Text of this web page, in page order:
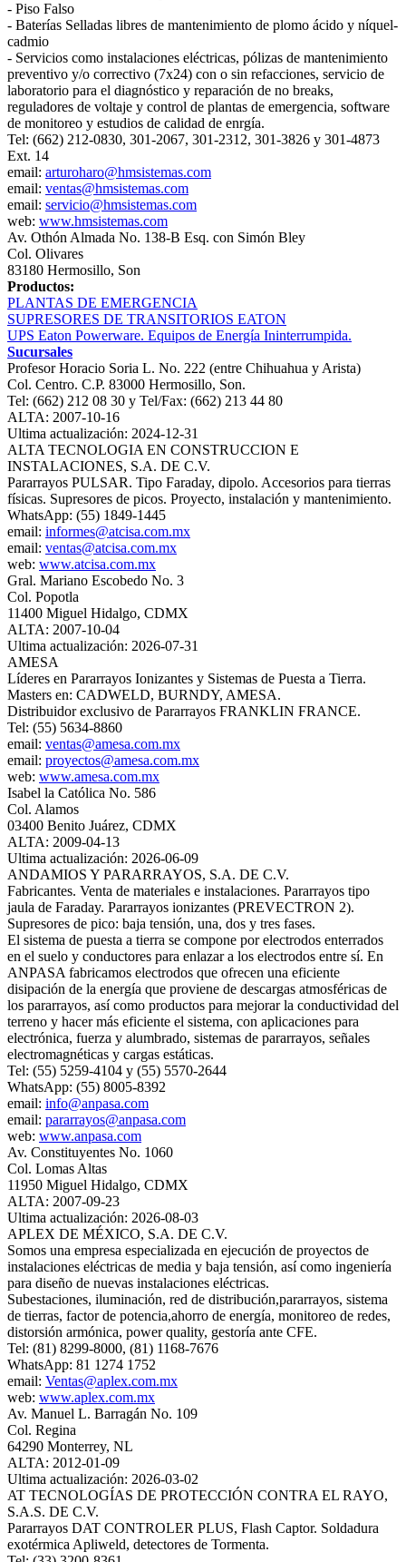
- Piso Falso
- Baterías Selladas libres de mantenimiento de plomo ácido y níquel-
cadmio
- Servicios como instalaciones eléctricas, pólizas de mantenimiento
preventivo y/o correctivo (7x24) con o sin refacciones, servicio de
laboratorio para el diagnóstico y reparación de no breaks,
reguladores de voltaje y control de plantas de emergencia, software
de monitoreo y estudios de calidad de enrgía.
Tel: (662) 212-0830, 301-2067, 301-2312, 301-3826 y 301-4873
Ext. 14
email: arturoharo@hmsistemas.com
email: ventas@hmsistemas.com
email: servicio@hmsistemas.com
web: www.hmsistemas.com
Av. Othón Almada No. 138-B Esq. con Simón Bley
Col. Olivares
83180 Hermosillo, Son
Productos:
PLANTAS DE EMERGENCIA
SUPRESORES DE TRANSITORIOS EATON
UPS Eaton Powerware. Equipos de Energía Ininterrumpida.
Sucursales
Profesor Horacio Soria L. No. 222 (entre Chihuahua y Arista)
Col. Centro. C.P. 83000 Hermosillo, Son.
Tel: (662) 212 08 30 y Tel/Fax: (662) 213 44 80
ALTA: 2007-10-16
Ultima actualización: 2024-12-31
ALTA TECNOLOGIA EN CONSTRUCCION E
INSTALACIONES, S.A. DE C.V.
Pararrayos PULSAR. Tipo Faraday, dipolo. Accesorios para tierras
físicas. Supresores de picos. Proyecto, instalación y mantenimiento.
WhatsApp: (55) 1849-1445
email: informes@atcisa.com.mx
email: ventas@atcisa.com.mx
web: www.atcisa.com.mx
Gral. Mariano Escobedo No. 3
Col. Popotla
11400 Miguel Hidalgo, CDMX
ALTA: 2007-10-04
Ultima actualización: 2026-07-31
AMESA
Líderes en Pararrayos Ionizantes y Sistemas de Puesta a Tierra.
Masters en: CADWELD, BURNDY, AMESA.
Distribuidor exclusivo de Pararrayos FRANKLIN FRANCE.
Tel: (55) 5634-8860
email: ventas@amesa.com.mx
email: proyectos@amesa.com.mx
web: www.amesa.com.mx
Isabel la Católica No. 586
Col. Alamos
03400 Benito Juárez, CDMX
ALTA: 2009-04-13
Ultima actualización: 2026-06-09
ANDAMIOS Y PARARRAYOS, S.A. DE C.V.
Fabricantes. Venta de materiales e instalaciones. Pararrayos tipo
jaula de Faraday. Pararrayos ionizantes (PREVECTRON 2).
Supresores de pico: baja tensión, una, dos y tres fases.
El sistema de puesta a tierra se compone por electrodos enterrados
en el suelo y conductores para enlazar a los electrodos entre sí. En
ANPASA fabricamos electrodos que ofrecen una eficiente
disipación de la energía que proviene de descargas atmosféricas de
los pararrayos, así como productos para mejorar la conductividad del
terreno y hacer más eficiente el sistema, con aplicaciones para
electrónica, fuerza y alumbrado, sistemas de pararrayos, señales
electromagnéticas y cargas estáticas.
Tel: (55) 5259-4104 y (55) 5570-2644
WhatsApp: (55) 8005-8392
email: info@anpasa.com
email: pararrayos@anpasa.com
web: www.anpasa.com
Av. Constituyentes No. 1060
Col. Lomas Altas
11950 Miguel Hidalgo, CDMX
ALTA: 2007-09-23
Ultima actualización: 2026-08-03
APLEX DE MÉXICO, S.A. DE C.V.
Somos una empresa especializada en ejecución de proyectos de
instalaciones eléctricas de media y baja tensión, así como ingeniería
para diseño de nuevas instalaciones eléctricas.
Subestaciones, iluminación, red de distribución,pararrayos, sistema
de tierras, factor de potencia,ahorro de energía, monitoreo de redes,
distorsión armónica, power quality, gestoría ante CFE.
Tel: (81) 8299-8000, (81) 1168-7676
WhatsApp: 81 1274 1752
email: Ventas@aplex.com.mx
web: www.aplex.com.mx
Av. Manuel L. Barragán No. 109
Col. Regina
64290 Monterrey, NL
ALTA: 2012-01-09
Ultima actualización: 2026-03-02
AT TECNOLOGÍAS DE PROTECCIÓN CONTRA EL RAYO,
S.A.S. DE C.V.
Pararrayos DAT CONTROLER PLUS, Flash Captor. Soldadura
exotérmica Apliweld, detectores de Tormenta.